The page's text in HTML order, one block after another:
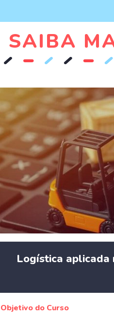
SAIBA
Logística aplicada
Objetivo do Curso